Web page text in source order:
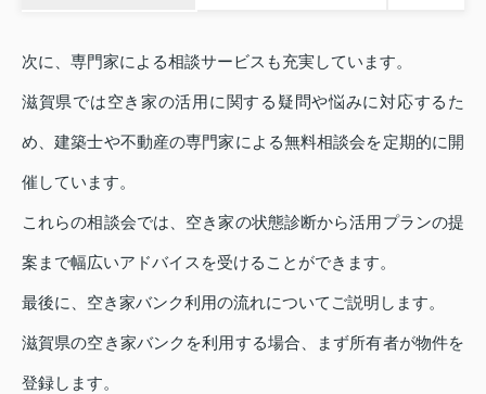
次に、専門家による相談サービスも充実しています。
滋賀県では空き家の活用に関する疑問や悩みに対応するた
め、建築士や不動産の専門家による無料相談会を定期的に開
催しています。
これらの相談会では、空き家の状態診断から活用プランの提
案まで幅広いアドバイスを受けることができます。
最後に、空き家バンク利用の流れについてご説明します。
滋賀県の空き家バンクを利用する場合、まず所有者が物件を
登録します。